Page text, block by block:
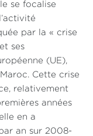
se focalise
par la « crise
ses
(UE),
Cette crise
relativement
années
en a
an sur 2008-